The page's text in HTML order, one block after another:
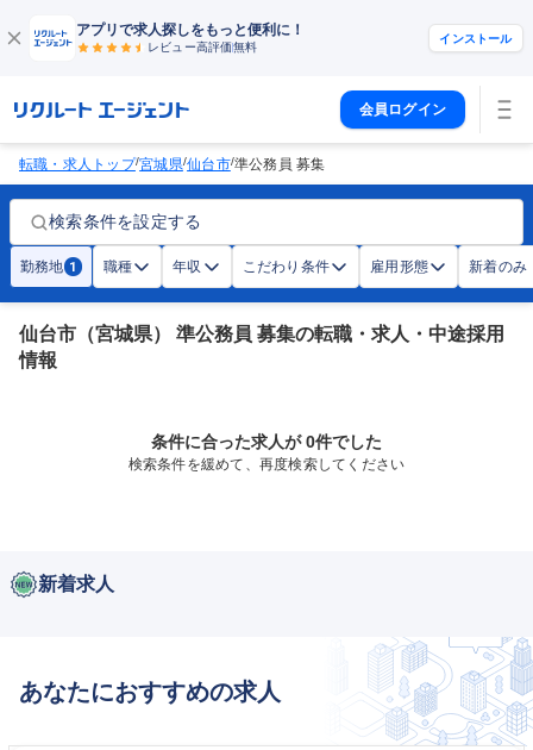
アプリで求人探しをもっと便利に！
レビュー高評価無料
インストール
会員ログイン
転職・求人トップ/宮城県/仙台市/準公務員 募集
検索条件を設定する
勤務地 1 職種 年収 こだわり条件 雇用形態 新着のみ
仙台市（宮城県） 準公務員 募集の転職・求人・中途採用
情報
条件に合った求人が 0件でした
検索条件を緩めて、再度検索してください
新着求人
あなたにおすすめの求人